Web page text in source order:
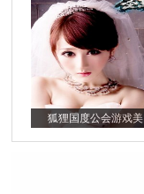
狐狸国度公会游戏美